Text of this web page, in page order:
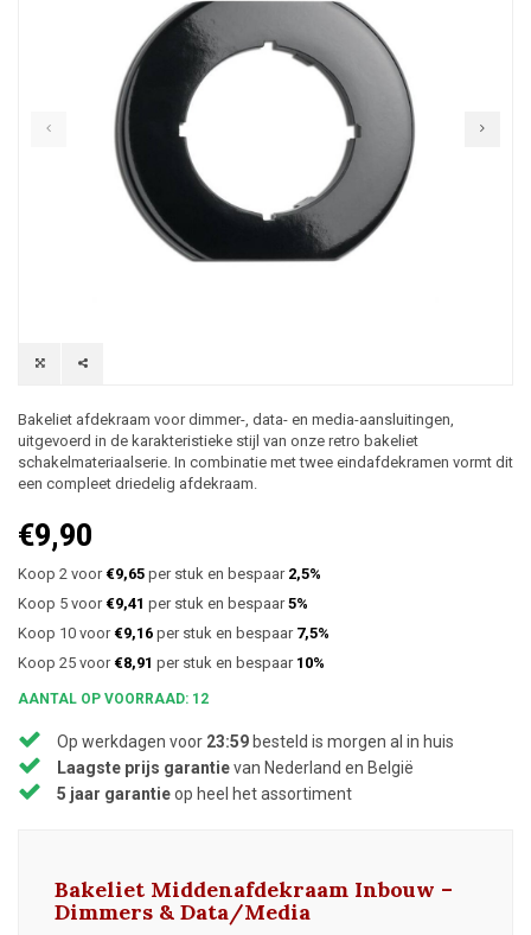
Bakeliet afdekraam voor dimmer-, data- en media-aansluitingen,
uitgevoerd in de karakteristieke stijl van onze retro bakeliet
schakelmateriaalserie. In combinatie met twee eindafdekramen vormt dit
een compleet driedelig afdekraam.
€9,90
Koop 2 voor €9,65 per stuk en bespaar 2,5%
Koop 5 voor €9,41 per stuk en bespaar5%
Koop 10 voor €9,16 per stuk en bespaar 7,5%
Koop 25 voor €8,91 per stuk en bespaar 10%
AANTAL OP VOORRAAD: 12
Op werkdagen voor 23:59 besteld is morgen al in huis
Laagste prijs garantievan Nederland en België
5 jaar garantieop heel het assortiment
Bakeliet Middenafdekraam Inbouw –
Dimmers & Data/Media